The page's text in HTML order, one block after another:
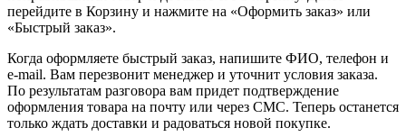
перейдите в Корзину и нажмите на «Оформить заказ» или
«Быстрый заказ».
Когда оформляете быстрый заказ, напишите ФИО, телефон и
e-mail. Вам перезвонит менеджер и уточнит условия заказа.
По результатам разговора вам придет подтверждение
оформления товара на почту или через СМС. Теперь останется
только ждать доставки и радоваться новой покупке.